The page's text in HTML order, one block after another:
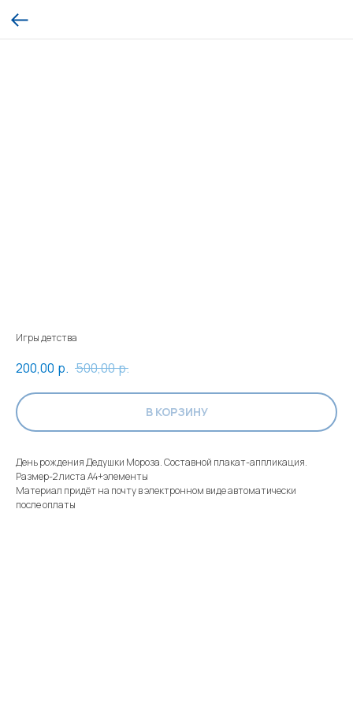
Игры детства
200,00 р. 500,00р.
В КОРЗИНУ
День рождения Дедушки Мороза. Составной плакат-аппликация.
Размер-2 листа А4+элементы
Материал придёт на почту в электронном виде автоматически
после оплаты